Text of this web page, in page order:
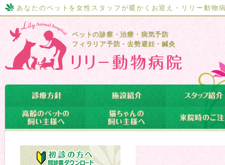
あなたのペットを女性スタッフが暖かくお迎え・リリー動物
ペットの診察・治療・病気予防
フィラリア予防・去勢避妊・鍼灸